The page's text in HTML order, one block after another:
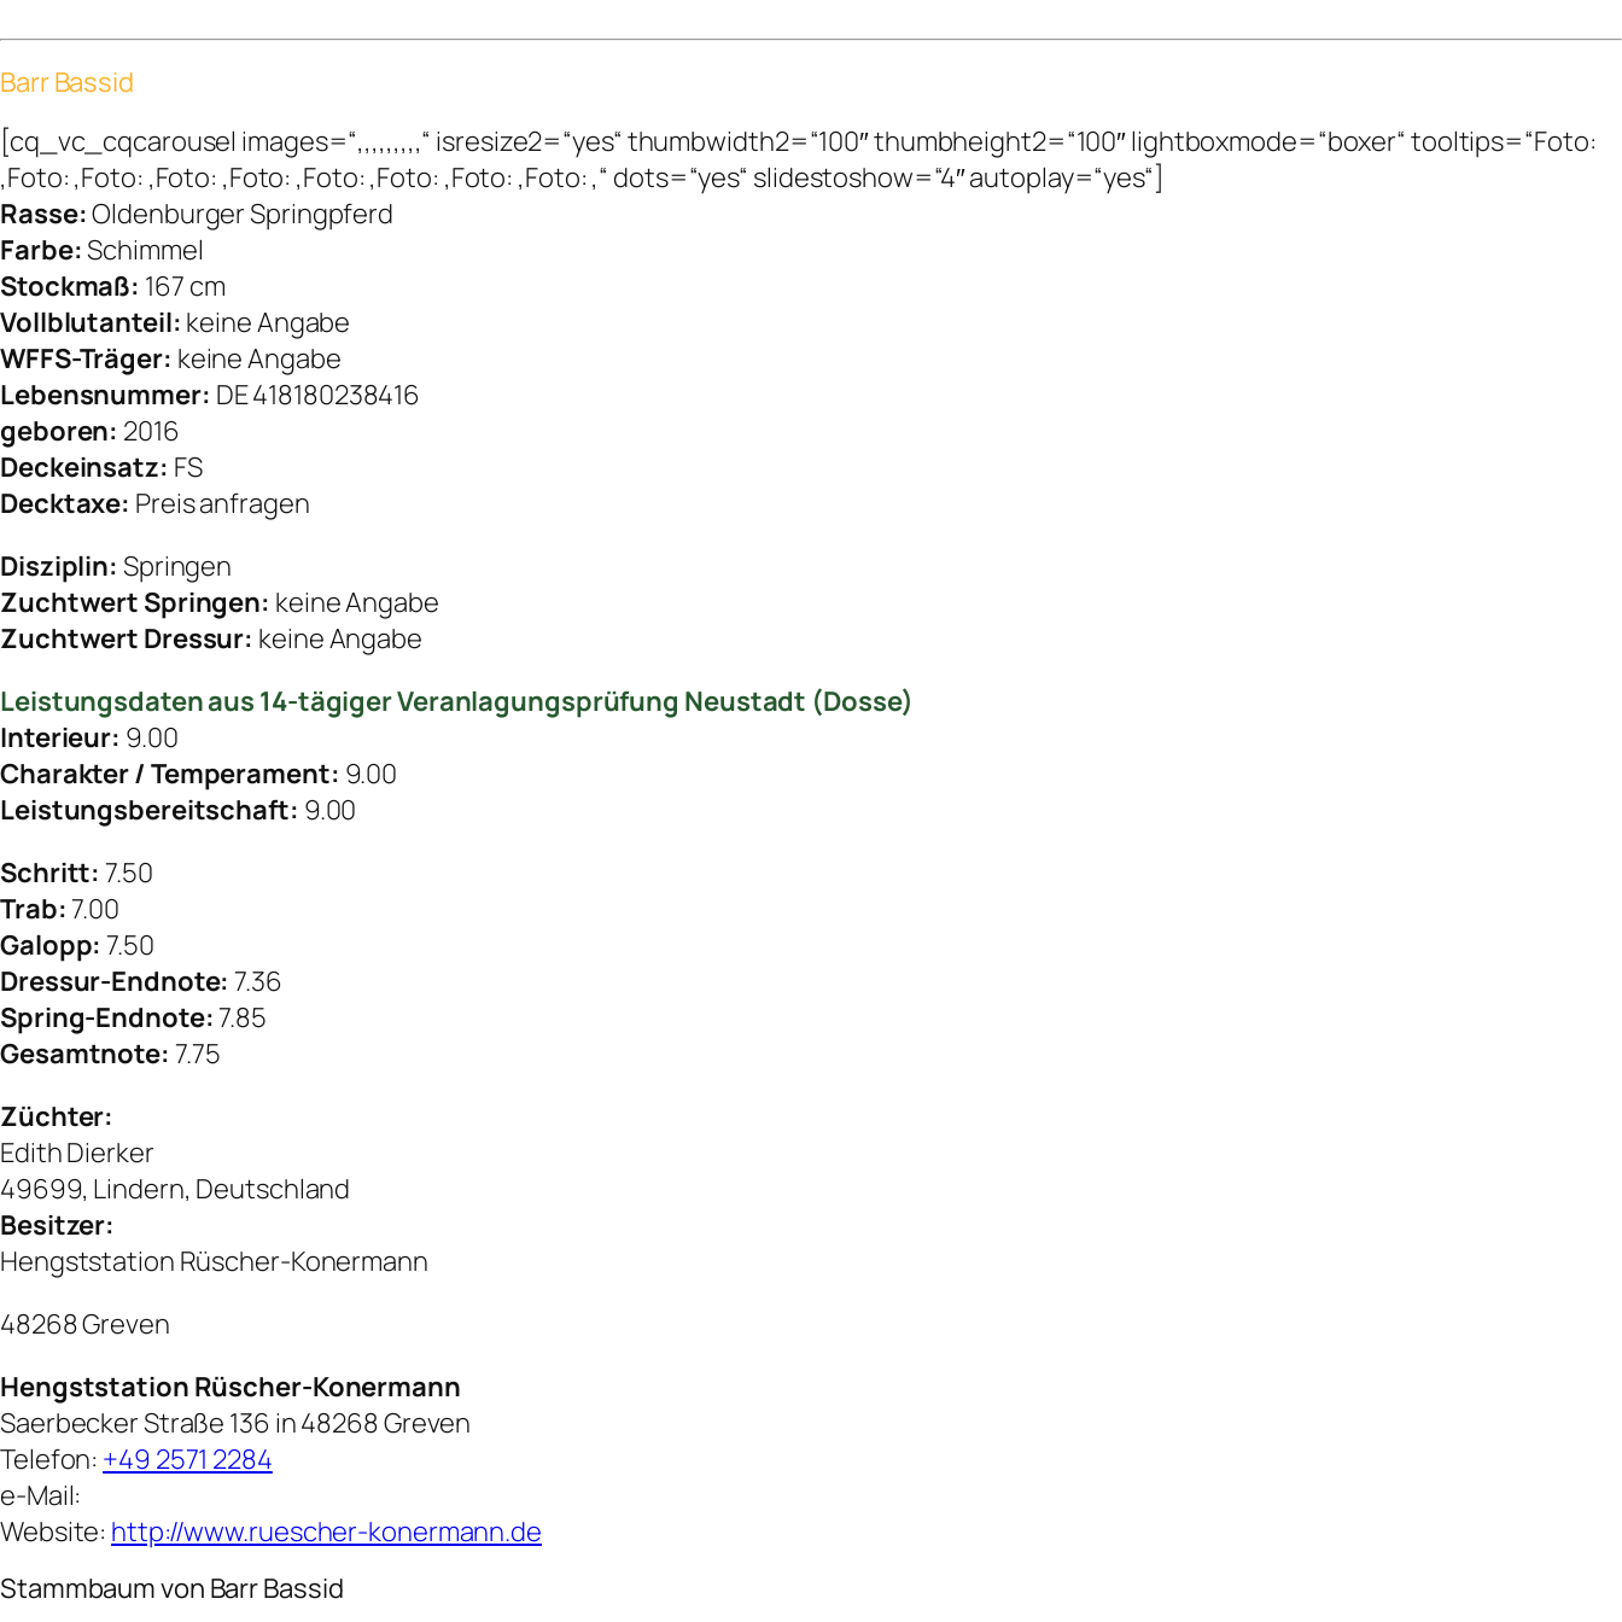
Barr Bassid
[cq_vc_cqcarousel images=“,,,,,,,,,“ isresize2=“yes“ thumbwidth2=“100″ thumbheight2=“100″ lightboxmode=“boxer“ tooltips=“Foto:
,Foto: ,Foto: ,Foto: ,Foto: ,Foto: ,Foto: ,Foto: ,Foto: ,“ dots=“yes“ slidestoshow=“4″ autoplay=“yes“]
Rasse:Oldenburger Springpferd
Farbe:Schimmel
Stockmaß: 167 cm
Vollblutanteil: keine Angabe
WFFS-Träger: keine Angabe
Lebensnummer: DE 418180238416
geboren: 2016
Deckeinsatz: FS
Decktaxe: Preis anfragen
Disziplin: Springen
Zuchtwert Springen: keine Angabe
Zuchtwert Dressur: keine Angabe
Leistungsdaten aus 14-tägiger Veranlagungsprüfung Neustadt (Dosse)
Interieur: 9.00
Charakter / Temperament: 9.00
Leistungsbereitschaft: 9.00
Schritt: 7.50
Trab:7.00
Galopp: 7.50
Dressur-Endnote:7.36
Spring-Endnote:7.85
Gesamtnote: 7.75
Züchter:
Edith Dierker
49699, Lindern, Deutschland
Besitzer:
Hengststation Rüscher-Konermann
48268 Greven
Hengststation Rüscher-Konermann
Saerbecker Straße 136 in 48268 Greven
Telefon: +49 2571 2284
e-Mail:
Website: http://www.ruescher-konermann.de
Stammbaum von Barr Bassid